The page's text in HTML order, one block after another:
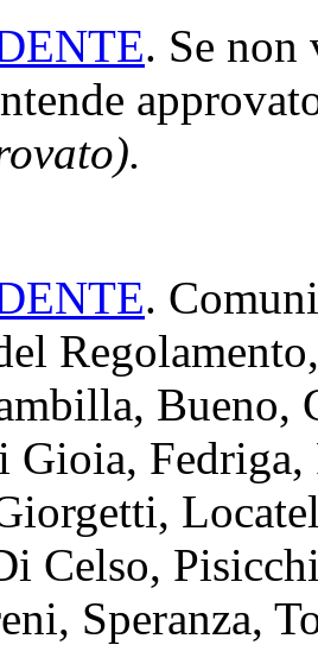
. Se non
.
Bueno,
Fedriga,
Celso,
Speranza,